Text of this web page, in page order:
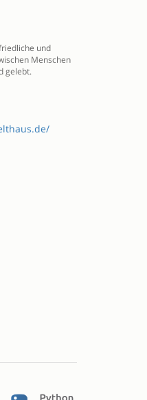
und
Menschen
gelebt.